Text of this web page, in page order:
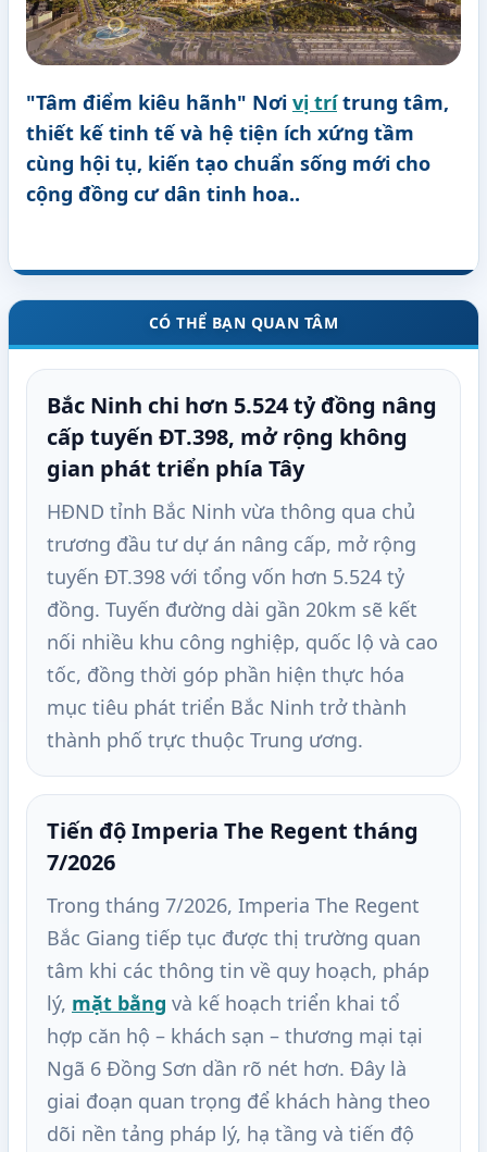
"Tâm điểm kiêu hãnh" Nơi vị trítrung tâm,
thiết kế tinh tế và hệ tiện ích xứng tầm
cùng hội tụ, kiến tạo chuẩn sống mới cho
cộng đồng cư dân tinh hoa..
CÓ THỂ BẠN QUAN TÂM
Bắc Ninh chi hơn 5.524 tỷ đồng nâng
cấp tuyến ĐT.398, mở rộng không
gian phát triển phía Tây
HĐND tỉnh Bắc Ninh vừa thông qua chủ
trương đầu tư dự án nâng cấp, mở rộng
tuyến ĐT.398 với tổng vốn hơn 5.524 tỷ
đồng. Tuyến đường dài gần 20km sẽ kết
nối nhiều khu công nghiệp, quốc lộ và cao
tốc, đồng thời góp phần hiện thực hóa
mục tiêu phát triển Bắc Ninh trở thành
thành phố trực thuộc Trung ương.
Tiến độ Imperia The Regent tháng
7/2026
Trong tháng 7/2026, Imperia The Regent
Bắc Giang tiếp tục được thị trường quan
tâm khi các thông tin về quy hoạch, pháp
lý, mặt bằng và kế hoạch triển khai tổ
hợp căn hộ – khách sạn – thương mại tại
Ngã 6 Đồng Sơn dần rõ nét hơn. Đây là
giai đoạn quan trọng để khách hàng theo
dõi nền tảng pháp lý, hạ tầng và tiến độ